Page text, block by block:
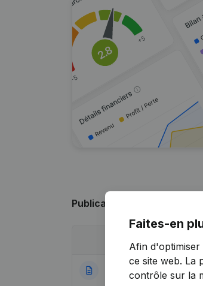
Publications
23-04-2019
Faites-en
Afin
ce site web. La
contrôle sur la